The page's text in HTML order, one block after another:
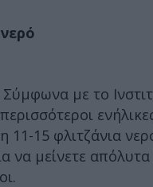
Σύμφωνα με το
11-15 φλιτζάνια
να μείνετε απόλυτα